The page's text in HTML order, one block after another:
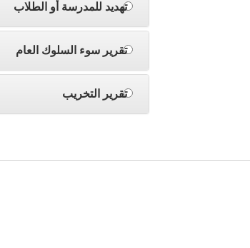
تهديد للمدرسة أو الطلاب
تقرير سوء السلوك العام
تقرير التخريب